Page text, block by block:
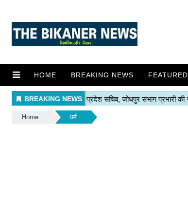
HOME BREAKING NEWS FEATURED
Home धर्म